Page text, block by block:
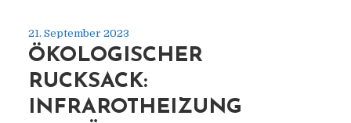
21. September 2023
ÖKOLOGISCHER
RUCKSACK:
INFRAROTHEIZUNG